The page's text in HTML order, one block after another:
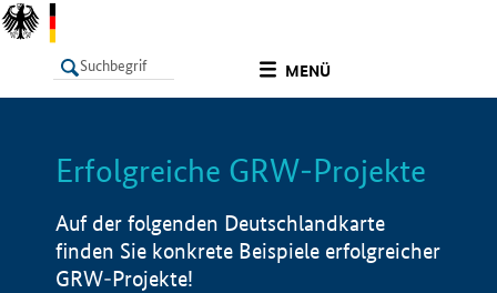
MENÜ
LISTE Info
Erfolgreiche GRW-Projekte
Auf der folgenden Deutschlandkarte
finden Sie konkrete Beispiele erfolgreicher
GRW-Projekte!